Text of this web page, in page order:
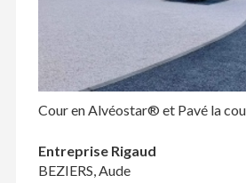
Cour en Alvéostar® et Pavé la
Entreprise Rigaud
BEZIERS, Aude